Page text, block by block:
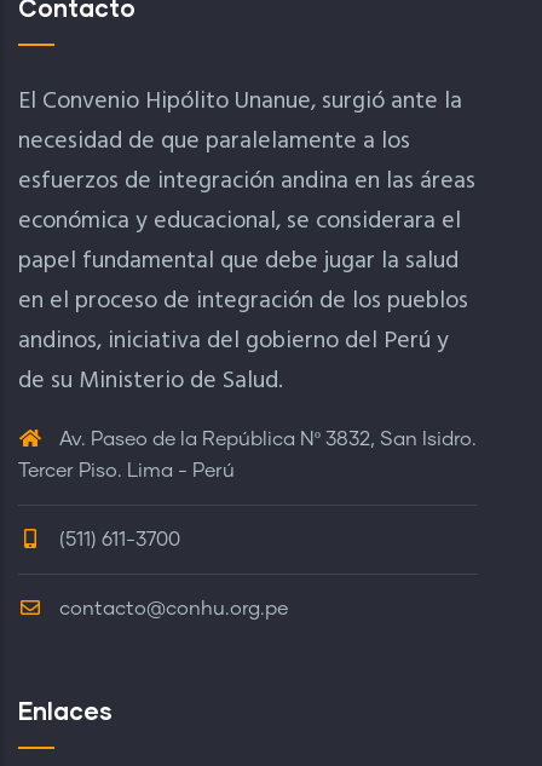
Contacto
El Convenio Hipólito Unanue, surgió ante la
necesidad de que paralelamente a los
esfuerzos de integración andina en las áreas
económica y educacional, se considerara el
papel fundamental que debe jugar la salud
en el proceso de integración de los pueblos
andinos, iniciativa del gobierno del Perú y
de su Ministerio de Salud.
Av. Paseo de la República Nº 3832, San Isidro.
Tercer Piso. Lima - Perú
(511) 611-3700
contacto@conhu.org.pe
Enlaces